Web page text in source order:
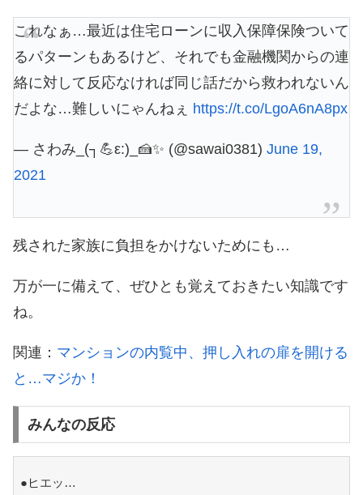
これなぁ…最近は住宅ローンに収入保障保険ついて
るパターンもあるけど、それでも金融機関からの連
絡に対して反応なければ同じ話だから救われないん
だよな…難しいにゃんねぇ https://t.co/LgoA6nA8px
— さわみ_(┐💪ε:)_🍰✨ (@sawai0381) June 19,
2021
残された家族に負担をかけないためにも…
万が一に備えて、ぜひとも覚えておきたい知識です
ね。
関連： マンションの内覧中、押し入れの扉を開ける
と…マジか！
みんなの反応
●ヒエッ…